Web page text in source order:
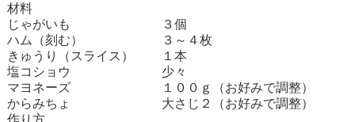
材料
じゃがいも
３個
ハム（刻む）
３～４枚
きゅうり（スライス）
１本
塩コショウ
少々
マヨネーズ
１００ｇ（お好みで調整）
からみちょ
大さじ２（お好みで調整）
作り方